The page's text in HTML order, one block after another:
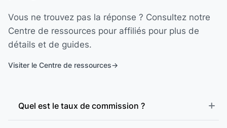
Vous ne trouvez pas la réponse ? Consultez notre
Centre de ressources pour affiliés pour plus de
détails et de guides.
Visiter le Centre de ressources
Quel est le taux de commission ?